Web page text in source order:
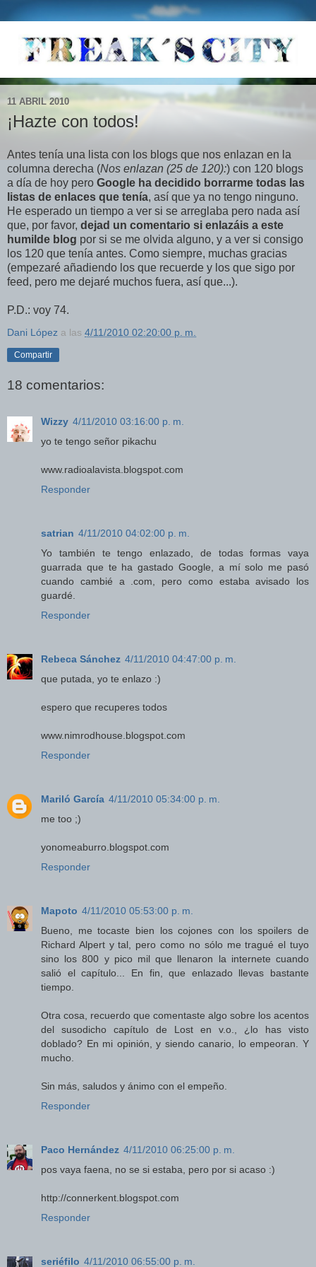
11 ABRIL 2010
¡Hazte con todos!
Antes tenía una lista con los blogs que nos enlazan en la
columna derecha (Nos enlazan (25 de 120):) con 120 blogs
a día de hoy pero Google ha decidido borrarme todas las
listas de enlaces que tenía, así que ya no tengo ninguno.
He esperado un tiempo a ver si se arreglaba pero nada así
que, por favor, dejad un comentario si enlazáis a este
humilde blog por si se me olvida alguno, y a ver si consigo
los 120 que tenía antes. Como siempre, muchas gracias
(empezaré añadiendo los que recuerde y los que sigo por
feed, pero me dejaré muchos fuera, así que...).
P.D.: voy 74.
Dani López a las 4/11/2010 02:20:00 p. m.
Compartir
18 comentarios:
Wizzy 4/11/2010 03:16:00 p. m.
yo te tengo señor pikachu
www.radioalavista.blogspot.com
Responder
satrian 4/11/2010 04:02:00 p. m.
Yo también te tengo enlazado, de todas formas vaya
guarrada que te ha gastado Google, a mí solo me pasó
cuando cambié a .com, pero como estaba avisado los
guardé.
Responder
Rebeca Sánchez 4/11/2010 04:47:00 p. m.
que putada, yo te enlazo :)
espero que recuperes todos
www.nimrodhouse.blogspot.com
Responder
Mariló García 4/11/2010 05:34:00 p. m.
me too ;)
yonomeaburro.blogspot.com
Responder
Mapoto 4/11/2010 05:53:00 p. m.
Bueno, me tocaste bien los cojones con los spoilers de
Richard Alpert y tal, pero como no sólo me tragué el tuyo
sino los 800 y pico mil que llenaron la internete cuando
salió el capítulo... En fin, que enlazado llevas bastante
tiempo.
Otra cosa, recuerdo que comentaste algo sobre los acentos
del susodicho capítulo de Lost en v.o., ¿lo has visto
doblado? En mi opinión, y siendo canario, lo empeoran. Y
mucho.
Sin más, saludos y ánimo con el empeño.
Responder
Paco Hernández 4/11/2010 06:25:00 p. m.
pos vaya faena, no se si estaba, pero por si acaso :)
http://connerkent.blogspot.com
Responder
seriéfilo 4/11/2010 06:55:00 p. m.